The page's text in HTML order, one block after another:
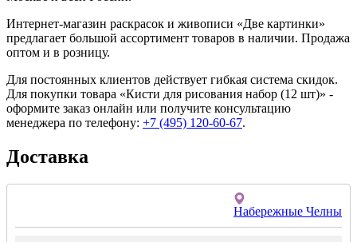
Интернет-магазин раскрасок и живописи «Две картинки»
предлагает большой ассортимент товаров в наличии. Продажа
оптом и в розницу.
Для постоянных клиентов действует гибкая система скидок.
Для покупки товара «Кисти для рисования набор (12 шт)» -
оформите заказ онлайн или получите консультацию
менеджера по телефону: +7 (495) 120-60-67.
Доставка
Набережные Челны